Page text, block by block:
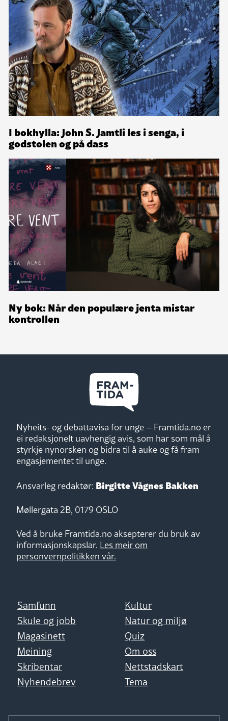
I bokhylla: John S. Jamtli les i senga, i
godstolen og på dass
Ny bok: Når den populære jenta mistar
kontrollen
Nyheits- og debattavisa for unge – Framtida.no er
ei redaksjonelt uavhengig avis, som har som mål å
styrkje nynorsken og bidra til å auke og få fram
engasjementet til unge.
Ansvarleg redaktør: Birgitte Vågnes Bakken
Møllergata 2B, 0179 OSLO
Ved å bruke Framtida.no aksepterer du bruk av
informasjonskapslar. Les meir om
personvernpolitikken vår.
Samfunn
Kultur
Skule og jobb
Natur og miljø
Magasinett
Quiz
Meining
Om oss
Skribentar
Nettstadskart
Nyhendebrev
Tema